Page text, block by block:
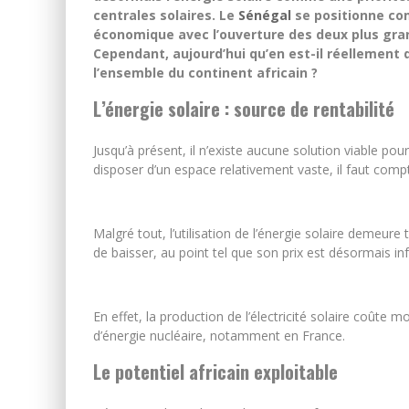
centrales solaires. Le Sénégal se positionne
économique avec l’ouverture des deux plus
Cependant, aujourd’hui qu’en est-il
l’ensemble du continent africain ?
L’énergie solaire : source de rentabilité
Jusqu’à présent, il n’existe aucune solution viable
disposer d’un espace relativement vaste, il faut
Malgré tout, l’utilisation de l’énergie solaire
de baisser, au point tel que son prix est désormais
En effet, la production de l’électricité solaire coûte
d’énergie nucléaire, notamment en France.
Le potentiel africain exploitable